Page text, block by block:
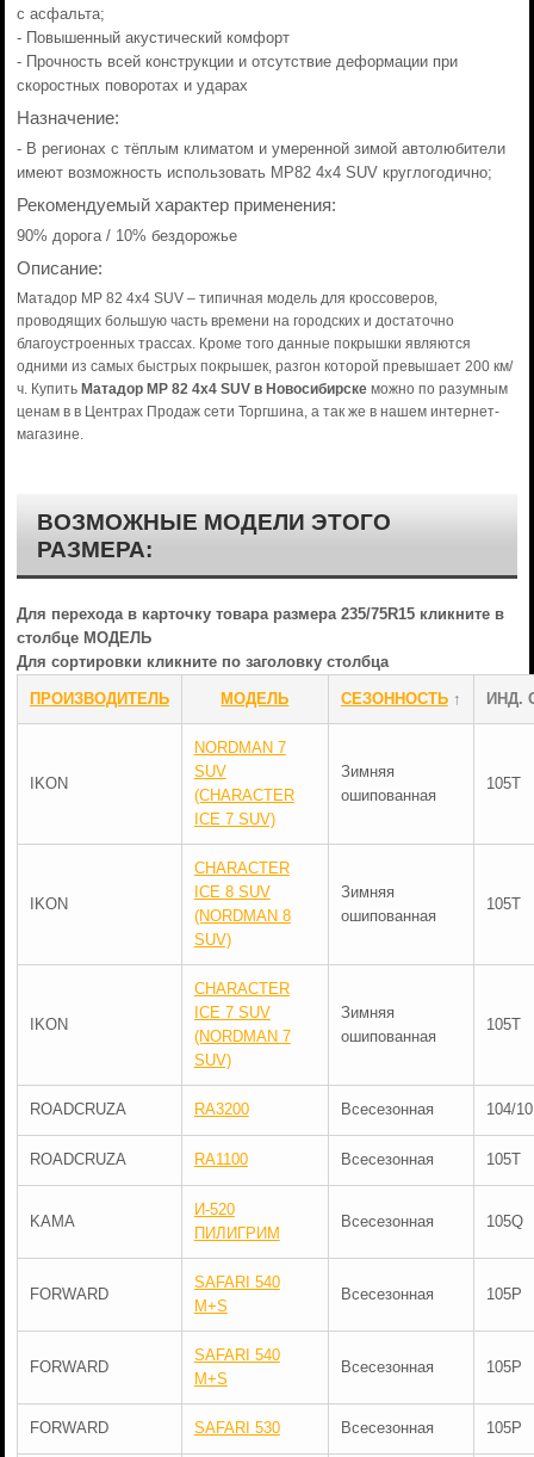
с асфальта;
- Повышенный акустический комфорт
- Прочность всей конструкции и отсутствие деформации при
скоростных поворотах и ударах
Назначение:
- В регионах с тёплым климатом и умеренной зимой автолюбители
имеют возможность использовать MP82 4x4 SUV круглогодично;
Рекомендуемый характер применения:
90% дорога / 10% бездорожье
Описание:
Матадор MP 82 4x4 SUV – типичная модель для кроссоверов,
проводящих большую часть времени на городских и достаточно
благоустроенных трассах. Кроме того данные покрышки являются
одними из самых быстрых покрышек, разгон которой превышает 200 км/
ч. Купить Матадор MP 82 4x4 SUV в Новосибирскеможно по разумным
ценам в в Центрах Продаж сети Торгшина, а так же в нашем интернет-
магазине.
ВОЗМОЖНЫЕ МОДЕЛИ ЭТОГО
РАЗМЕРА:
Для перехода в карточку товара размера 235/75R15 кликните в
столбце МОДЕЛЬ
Для сортировки кликните по заголовку столбца
ПРОИЗВОДИТЕЛЬ МОДЕЛЬ СЕЗОННОСТЬ↑ ИНД.
IKON
NORDMAN 7
SUV
(CHARACTER
ICE 7 SUV)
Зимняя
ошипованная
105T
IKON
CHARACTER
ICE 8 SUV
(NORDMAN 8
SUV)
Зимняя
ошипованная
105T
IKON
CHARACTER
ICE 7 SUV
(NORDMAN 7
SUV)
Зимняя
ошипованная
105T
ROADCRUZA RA3200 Всесезонная 104/
ROADCRUZA RA1100 Всесезонная 105T
KAMA
И-520
ПИЛИГРИМ
Всесезонная 105Q
FORWARD
SAFARI 540
M+S
Всесезонная 105P
FORWARD
SAFARI 540
M+S
Всесезонная 105P
FORWARD SAFARI 530 Всесезонная 105P